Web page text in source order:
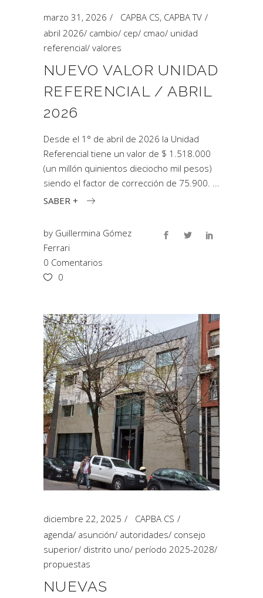
marzo 31, 2026 CAPBA CS, CAPBA TV
abril 2026/ cambio/ cep/ cmao/ unidad
referencial/ valores
NUEVO VALOR UNIDAD
REFERENCIAL / ABRIL
2026
Desde el 1° de abril de 2026 la Unidad
Referencial tiene un valor de $ 1.518.000
(un millón quinientos dieciocho mil pesos)
siendo el factor de corrección de 75.900.
SABER +
by Guillermina Gómez
Ferrari
0 Comentarios
0
diciembre 22, 2025
CAPBA CS
agenda/ asunción/ autoridades/ consejo
superior/ distrito uno/ período 2025-2028/
propuestas
NUEVAS